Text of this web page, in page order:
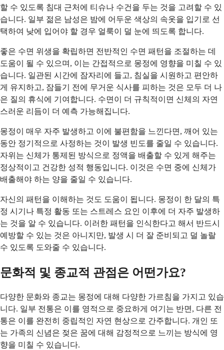
할 수 있도록 침대 근처에 티슈나 수건을 두는 것을 고려할 수 있
습니다. 일부 젊은 남성은 밤에 어두운 색상의 속옷을 입기로 선
택하여 낮에 입어야 할 경우 얼룩이 덜 눈에 띄도록 합니다.
좋은 수면 위생을 확립하면 전반적인 수면 패턴을 조절하는 데
도움이 될 수 있으며, 이는 간접적으로 몽정에 영향을 미칠 수 있
습니다. 일관된 시간에 잠자리에 들고, 침실을 시원하고 편안하
게 유지하고, 잠들기 전에 무거운 식사를 피하는 것은 모두 더 나
은 질의 휴식에 기여합니다. 수면이 더 규칙적이면 신체의 자연
스러운 리듬이 더 예측 가능해집니다.
몽정이 매우 자주 발생하고 이에 불편함을 느낀다면, 깨어 있는
동안 정기적으로 사정하는 것이 발생 빈도를 줄일 수 있습니다.
자위는 신체가 통제된 방식으로 정액을 배출할 수 있게 해주는
정상적이고 건강한 성적 행동입니다. 이것은 수면 중에 신체가
배출해야 하는 양을 줄일 수 있습니다.
자신의 패턴을 이해하는 것도 도움이 됩니다. 몽정이 한 달의 특
정 시기나 특정 활동 또는 스트레스 요인 이후에 더 자주 발생하
는 것을 알 수 있습니다. 이러한 패턴을 인식한다고 해서 반드시
예방할 수 있는 것은 아니지만, 발생 시 더 잘 준비되고 덜 놀랄
수 있도록 도와줄 수 있습니다.
문화적 및 종교적 관점은 어떤가요?
다양한 문화와 종교는 몽정에 대해 다양한 가르침을 가지고 있습
니다. 일부 전통은 이를 영적으로 중요하게 여기는 반면, 다른 전
통은 이를 완전히 중립적인 자연 현상으로 간주합니다. 개인 또
는 가족의 신념은 젖은 꿈에 대해 감정적으로 느끼는 방식에 영
향을 미칠 수 있습니다.